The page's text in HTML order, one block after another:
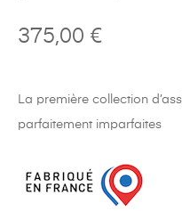
375,00 €
La première collection
parfaitement imparfaites